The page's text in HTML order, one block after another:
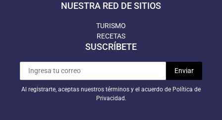
NUESTRA RED DE SITIOS
TURISMO
RECETAS
SUSCRÍBETE
Al registrarte, aceptas nuestros términos y el acuerdo de Política de
Privacidad.